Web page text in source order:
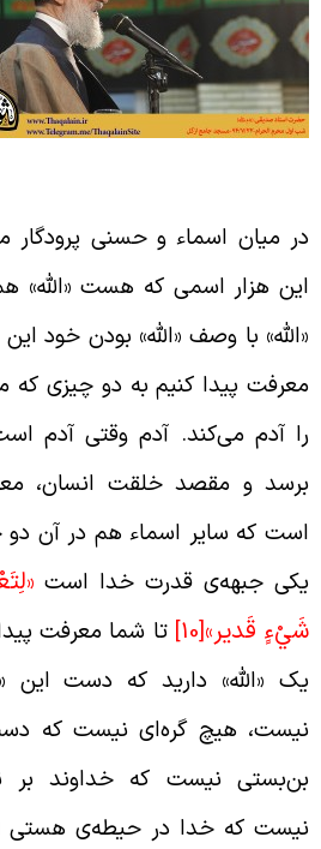
میان اسماء و حسنی پرودگار
هزار اسمی که هست «الله»
با وصف «الله» بودن خود این
پیدا کنیم به دو چیزی که
آدم می‌کند. آدم وقتی آدم
و مقصد خلقت انسان،
که سایر اسماء هم در آن دو
جبهه‌ی قدرت خدا است«
قَدير»
[10]
تا شما معرفت پیدا
«الله» دارید که دست این
هیچ گره‌ای نیست که دست
نیست که خداوند بر
که خدا در حیطه‌ی هستی او